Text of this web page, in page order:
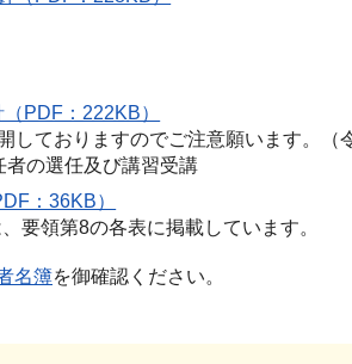
PDF：222KB）
ておりますのでご注意願います。（
の選任及び講習受講
：36KB）
令
要領第8の各表に掲載しています。
名簿を御確認ください。